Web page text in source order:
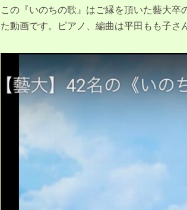
この『いのちの歌』はご縁を頂いた藝大
た動画です。ピアノ、編曲は平田もも子